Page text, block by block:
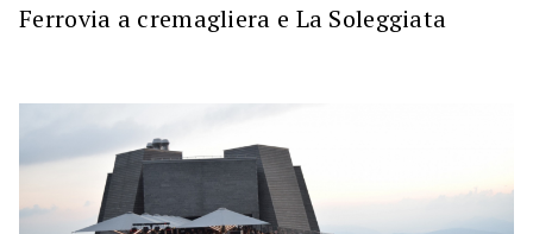
Ferrovia a cremagliera e La Soleggiata